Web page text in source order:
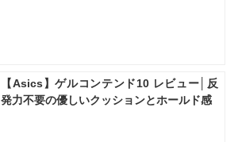
【Asics】ゲルコンテンド10 レビュー│反
発力不要の優しいクッションとホールド感